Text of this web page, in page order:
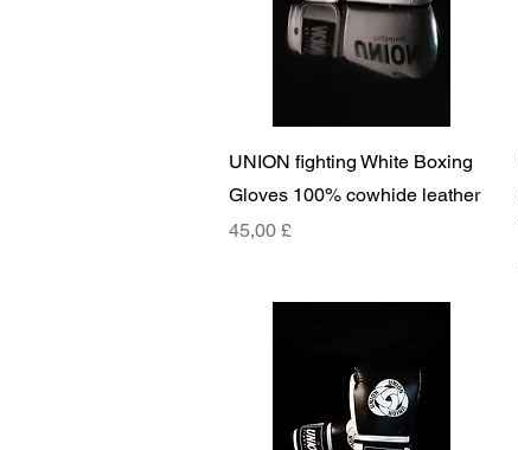
Hurtigvisning
UNION fighting White Boxing
Gloves 100% cowhide leather
Pris
45,00 £